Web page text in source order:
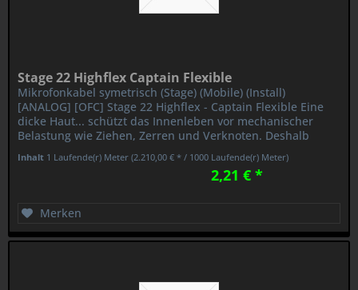
Stage 22 Highflex Captain Flexible
Mikrofonkabel symetrisch (Stage) (Mobile) (Install)
[ANALOG] [OFC] Stage 22 Highflex - Captain Flexible Eine
dicke Haut... schützt das Innenleben vor mechanischer
Belastung wie Ziehen, Zerren und Verknoten. Deshalb
Inhalt 1 Laufende(r) Meter(2.210,00 € * / 1000 Laufende(r) Meter)
2,21 € *
Merken